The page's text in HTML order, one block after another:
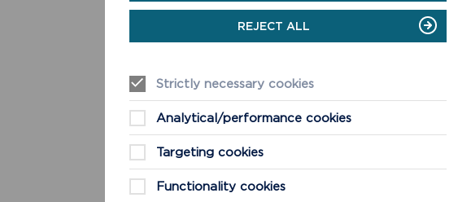
BYW
COFNODION A
GYNHALIWYD
COFNODION
REJECT ALL
Strictly necessary cookies
Analytical/performance cookies
Targeting cookies
Functionality cookies